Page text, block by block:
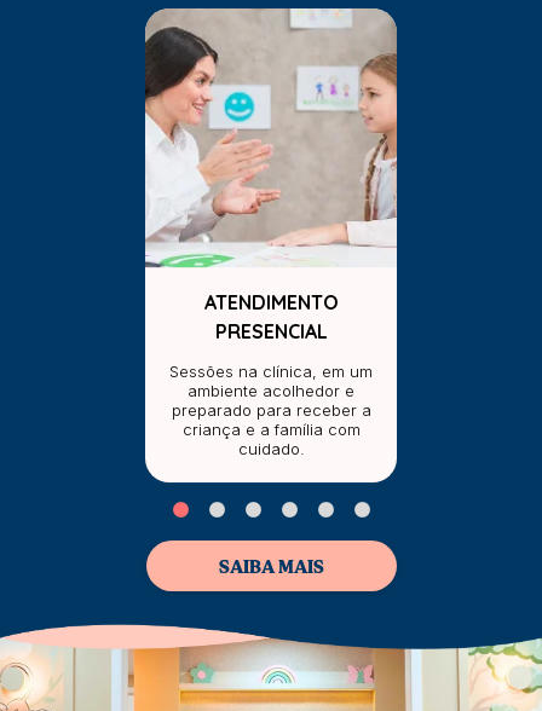
ATENDIMENTO
PRESENCIAL
Sessões na clínica, em um
ambiente acolhedor e
preparado para receber a
criança e a família com
cuidado.
SAIBA MAIS